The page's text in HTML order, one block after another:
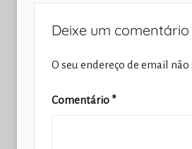
Deixe um comentário
O seu endereço de email
Comentário *